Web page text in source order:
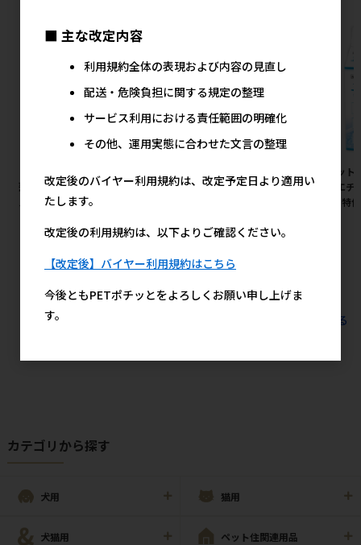
［ペットプロジャパン］業務用
薄型ペットシーツ ワイド 1ケー
ス（600枚入）
参考上代
20,600円
ーネス M グリーン
［ペッ
ぽ用エ
【8月特
すべてのおすすめ商品を見る
カテゴリから探す
犬用 猫用
犬猫用 ペット住関連用品
■ 主な改定内容
利用規約全体の表現および内容の見直し
配送・危険負担に関する規定の整理
サービス利用における責任範囲の明確化
その他、運用実態に合わせた文言の整理
改定後のバイヤー利用規約は、改定予定日より適用い
たします。
改定後の利用規約は、以下よりご確認ください。
【改定後】バイヤー利用規約はこちら
今後ともPETポチッとをよろしくお願い申し上げま
す。